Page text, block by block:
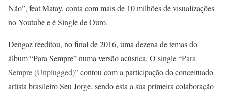
Não”, feat Matay, conta com mais de 10 milhões de visualizações
no Youtube e é Single de Ouro.
Dengaz reeditou, no final de 2016, uma dezena de temas do
álbum “Para Sempre” numa versão acústica. O single “Para
Sempre (Unplugged)”contou com a participação do conceituado
artista brasileiro Seu Jorge, sendo esta a sua primeira colaboração